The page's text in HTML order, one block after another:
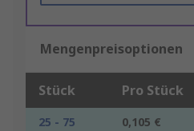
Mengenpreisoptionen
Stück Pro Stück
25 - 75 0,105 €